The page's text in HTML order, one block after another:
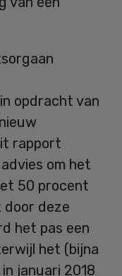
opdracht van
rapport
om het
50 procent
door deze
het pas een
het (bijna
januari 2018